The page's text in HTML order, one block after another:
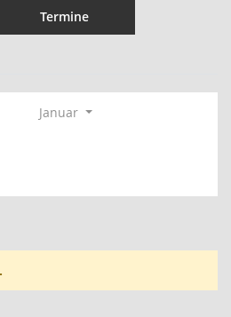
Termine
Januar